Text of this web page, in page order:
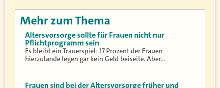
Mehr zum Thema
Altersvorsorge sollte für Frauen nicht nur
Pflichtprogramm sein
Es bleibt ein Trauerspiel: 17 Prozent der Frauen
hierzulande legen gar kein Geld beiseite. Aber…
Frauen sind bei der Altersvorsorge früher und